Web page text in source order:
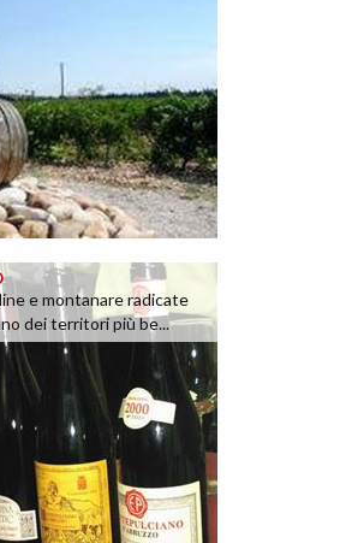
e montanare radicate
dei territori più be...